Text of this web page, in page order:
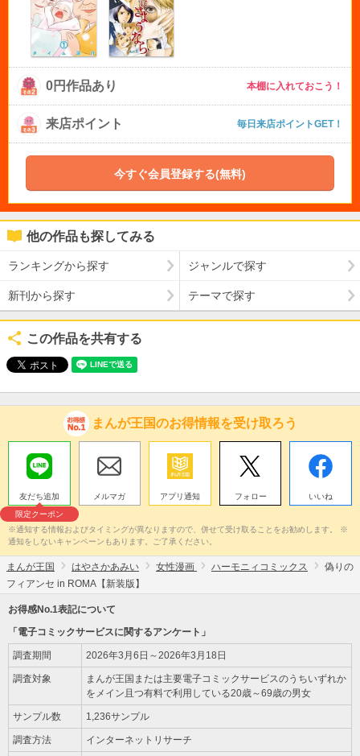
0円作品あり 本棚に入れておこう！
来店ポイント 毎日来店ポイントGET！
今すぐ会員登録する(無料)
他の作品も探してみる
ランキングから探す ジャンルで探す
新刊から探す テーマで探す
この作品を共有する
まんが王国のお得情報を受け取ろう
友だち追加
限定クーポン
メルマガ アプリ通知 フォロー いいね
※通知する情報およびタイミングが異なりますので、併せて受け取ることをお勧めします。 ※
通知をしないキャンペーンもあります。ご了承ください。
まんが王国 はやさかあみい 女性漫画 ハーモニィコミックス
偽りの
フィアンセ in ROMA【新装版】
お得感No.1表記について
「電子コミックサービスに関するアンケート」
調査期間 2026年3月6日～2026年3月18日
調査対象
まんが王国または主要電子コミックサービスのうちいずれか
をメイン且つ有料で利用している20歳～69歳の男女
サンプル数 1,236サンプル
調査方法 インターネットリサーチ